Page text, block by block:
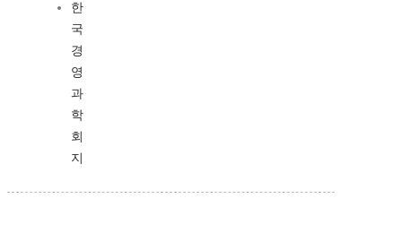
한
국
경
영
과
학
회
지